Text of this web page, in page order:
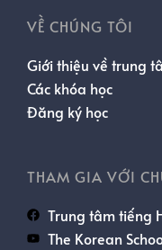
VỀ CHÚNG TÔI
Giới thiệu về trung
Các khóa học
Đăng ký học
THAM GIA VỚI
Trung tâm tiếng
The Korean